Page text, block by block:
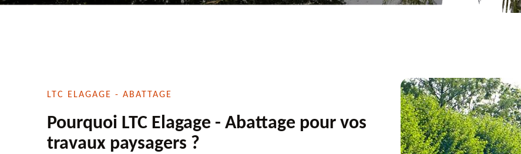
LTC ELAGAGE - ABATTAGE
Pourquoi LTC Elagage - Abattage pour vos
travaux paysagers ?